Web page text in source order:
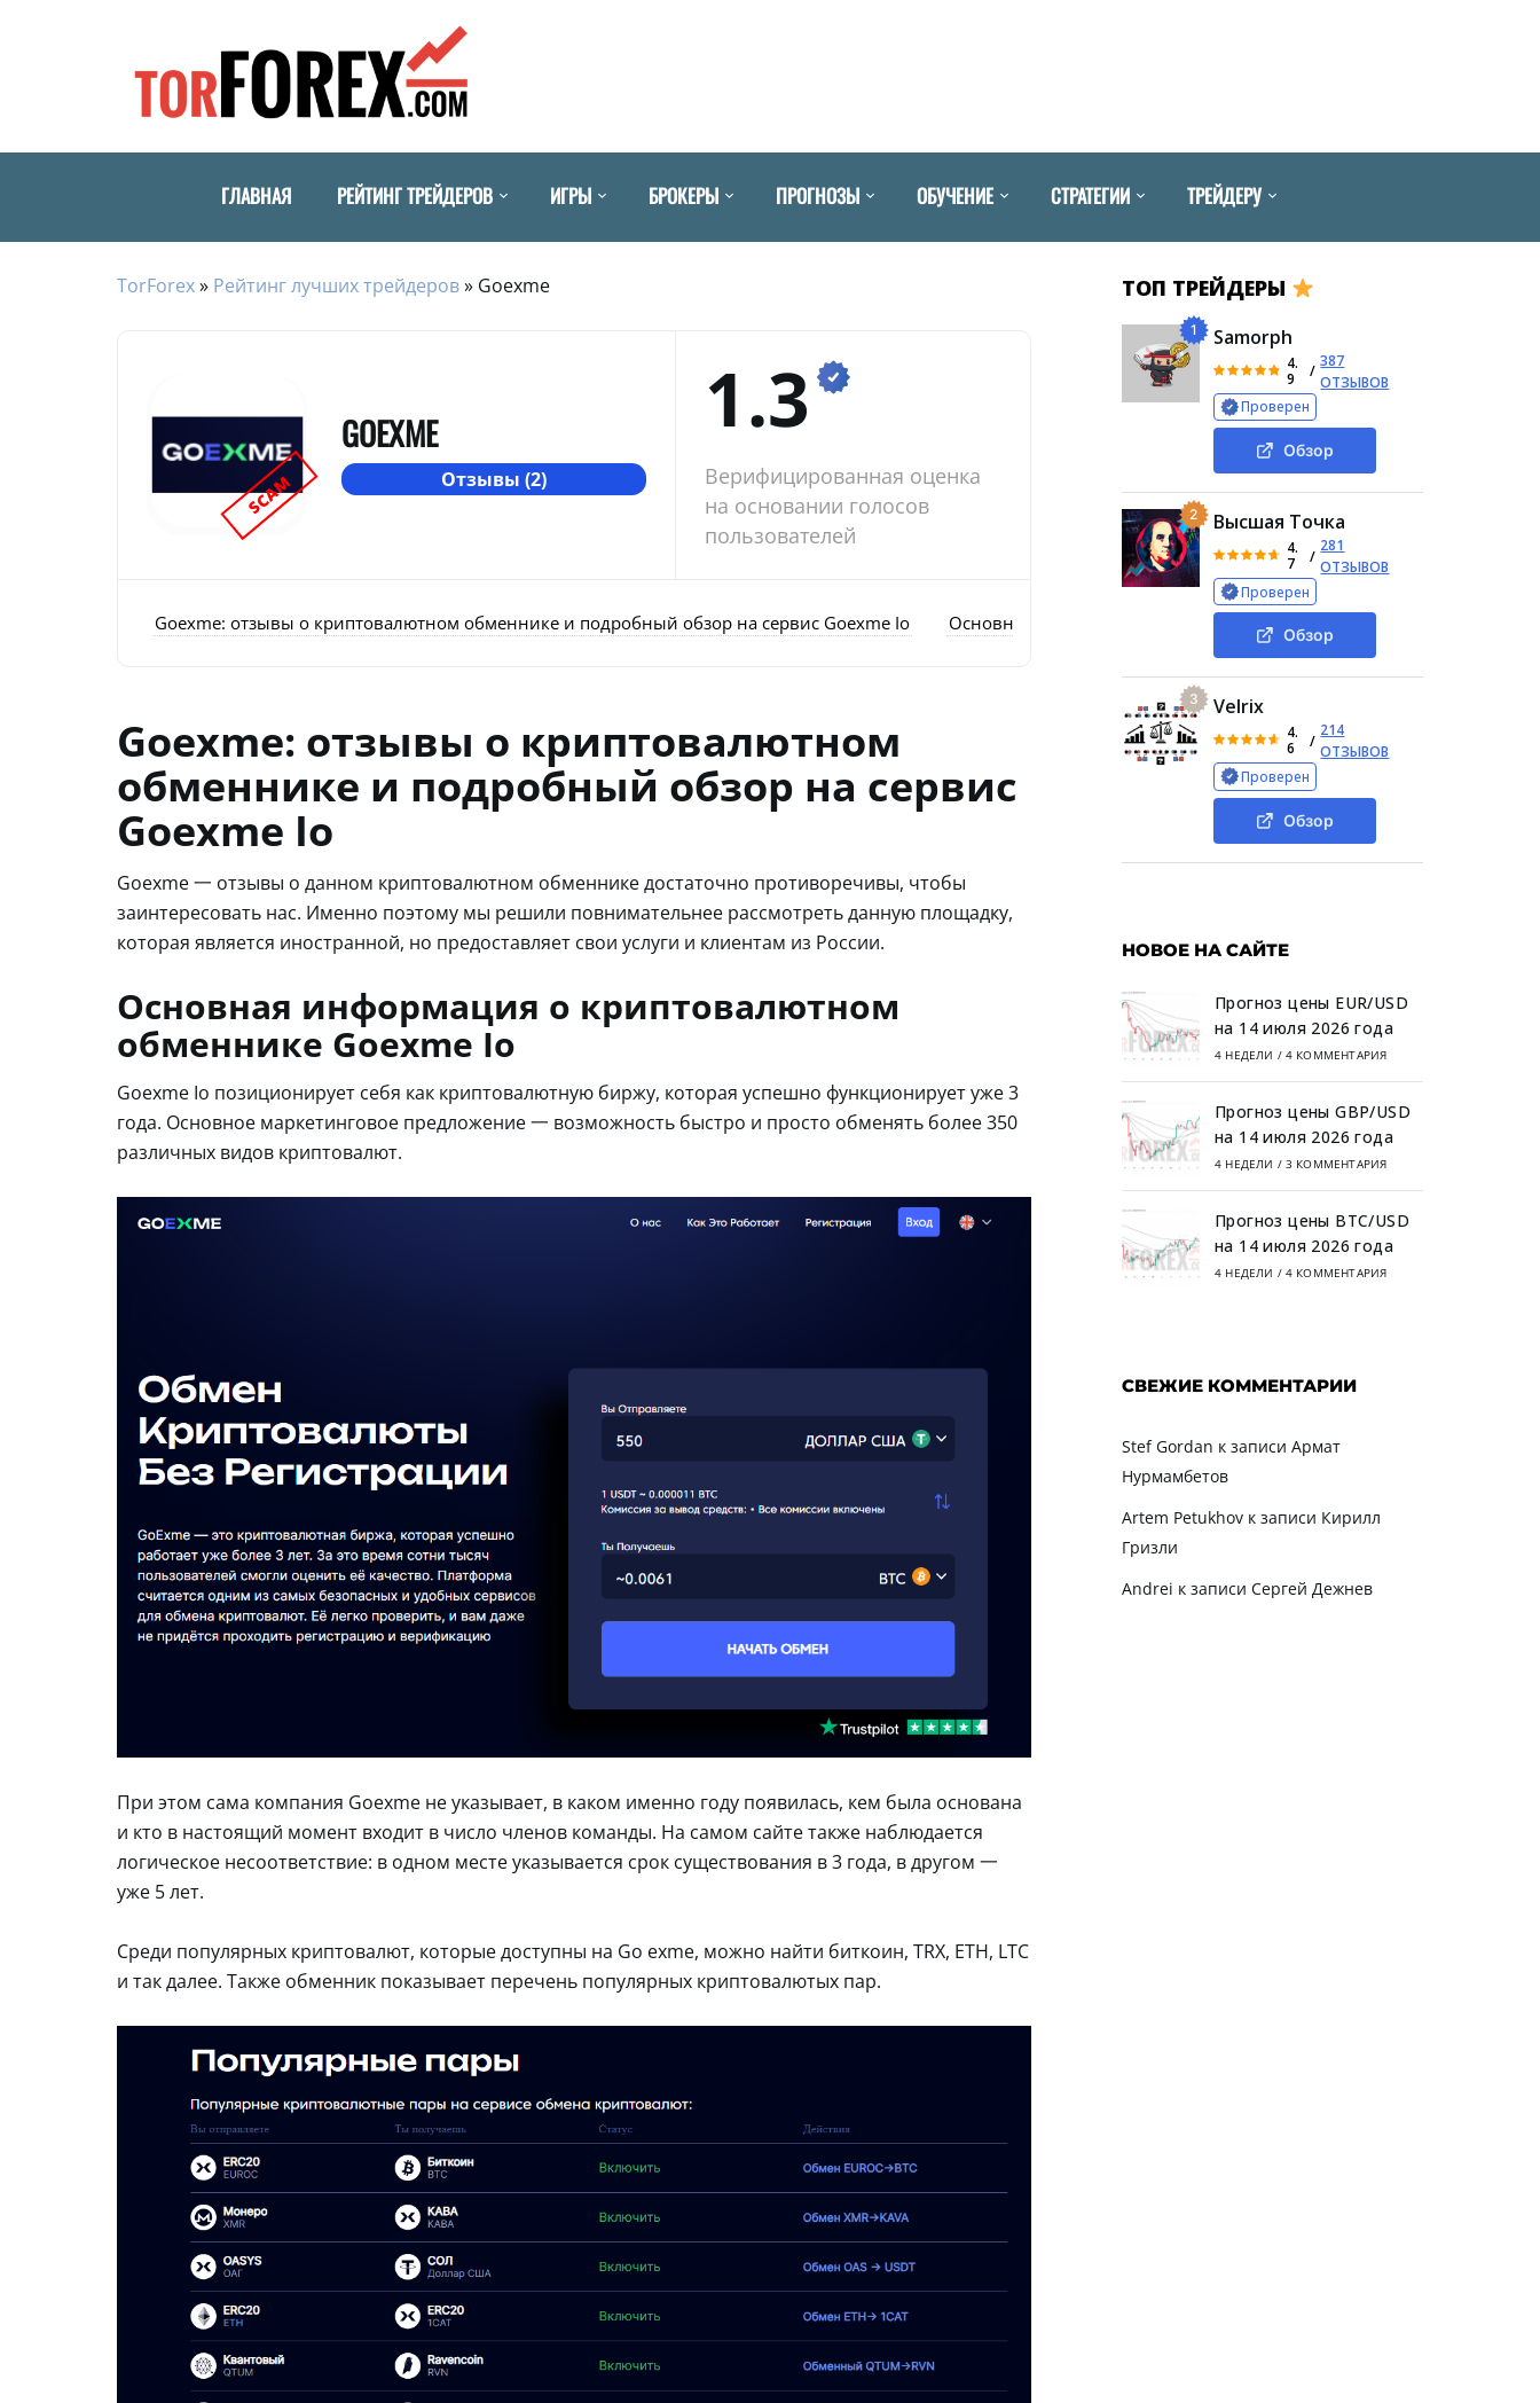
ГЛАВНАЯ РЕЙТИНГ ТРЕЙДЕРОВ ИГРЫ БРОКЕРЫ ПРОГНОЗЫ ОБУЧЕНИЕ СТРАТЕГИИ ТРЕЙДЕРУ
TorForex» Рейтинг лучших трейдеров» Goexme
SCAM
GOEXME
Отзывы (2)
1.3
Верифицированная оценка
на основании голосов
пользователей
Goexme: отзывы о криптовалютном обменнике и подробный обзор на сервис Goexme Io Основная информация о криптовалютном обменнике Goexme Io
Goexme: отзывы о криптовалютном
обменнике и подробный обзор на сервис
Goexme Io
Goexme 一 отзывы о данном криптовалютном обменнике достаточно противоречивы, чтобы
заинтересовать нас. Именно поэтому мы решили повнимательнее рассмотреть данную площадку,
которая является иностранной, но предоставляет свои услуги и клиентам из России.
Основная информация о криптовалютном
обменнике Goexme Io
Goexme Io позиционирует себя как криптовалютную биржу, которая успешно функционирует уже 3
года. Основное маркетинговое предложение 一 возможность быстро и просто обменять более 350
различных видов криптовалют.
При этом сама компания Goexme не указывает, в каком именно году появилась, кем была основана
и кто в настоящий момент входит в число членов команды. На самом сайте также наблюдается
логическое несоответствие: в одном месте указывается срок существования в 3 года, в другом 一
уже 5 лет.
Среди популярных криптовалют, которые доступны на Go exme, можно найти биткоин, TRX, ETH, LTC
и так далее. Также обменник показывает перечень популярных криптовалютых пар.
ТОП ТРЕЙДЕРЫ
1 Samorph
4.
9
/
387
ОТЗЫВОВ
Проверен
Обзор
2 Высшая Точка
4.
7
/
281
ОТЗЫВОВ
Проверен
Обзор
3 Velrix
4.
6
/
214
ОТЗЫВОВ
Проверен
Обзор
НОВОЕ НА САЙТЕ
Прогноз цены EUR/USD
на 14 июля 2026 года
4 НЕДЕЛИ / 4 КОММЕНТАРИЯ
Прогноз цены GBP/USD
на 14 июля 2026 года
4 НЕДЕЛИ / 3 КОММЕНТАРИЯ
Прогноз цены BTC/USD
на 14 июля 2026 года
4 НЕДЕЛИ / 4 КОММЕНТАРИЯ
СВЕЖИЕ КОММЕНТАРИИ
Stef Gordan к записи Армат
Нурмамбетов
Artem Petukhovк записи Кирилл
Гризли
Andrei к записи Сергей Дежнев